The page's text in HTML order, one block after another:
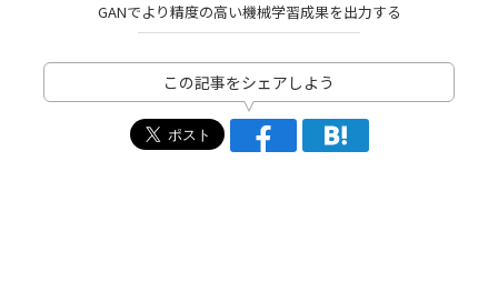
GANでより精度の高い機械学習成果を出力する
この記事をシェアしよう